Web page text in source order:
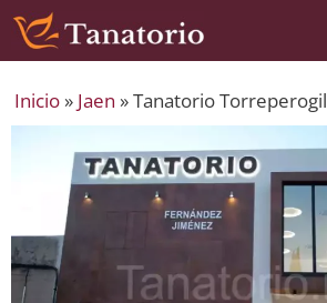
Saltar
contenido
Saltar
contenido
Inicio » Jaen »Tanatorio Torreperogil